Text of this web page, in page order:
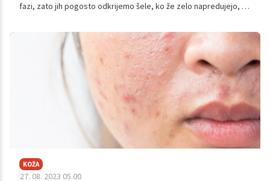
fazi, zato jih pogosto odkrijemo šele, ko že zelo napredujejo, s
KOŽA
27. 08. 2023 05.00